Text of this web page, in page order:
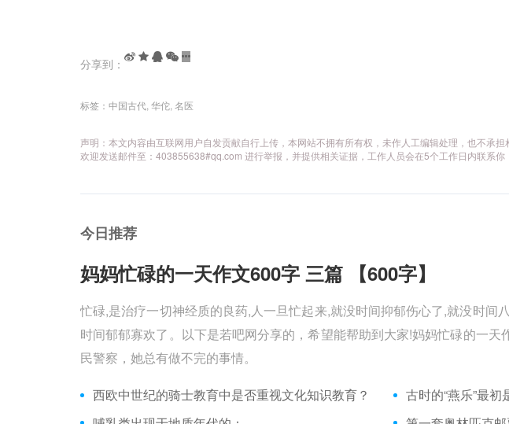
分享到：
标签： 中国古代 华佗 名医
声明：本文内容由互联网用户自发贡献自行上传，本网站不拥有所有权，未作人工编辑处理，也不承
欢迎发送邮件至：403855638#qq.com 进行举报，并提供相关证据，工作人员会在5个工作日内联系你
今日推荐
妈妈忙碌的一天作文600字 三篇 【600字】
忙碌,是治疗一切神经质的良药,人一旦忙起来,就没时间抑郁伤心了,就没时间
时间郁郁寡欢了。以下是若吧网分享的，希望能帮助到大家!妈妈忙碌的一天
民警察，她总有做不完的事情。
西欧中世纪的骑士教育中是否重视文化知识教育？
古时的“燕乐”最